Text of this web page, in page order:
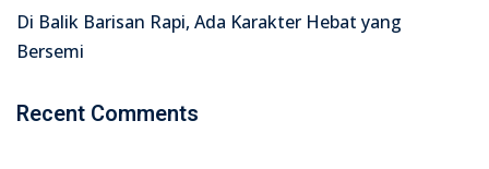
Di Balik Barisan Rapi, Ada Karakter Hebat yang
Bersemi
Recent Comments